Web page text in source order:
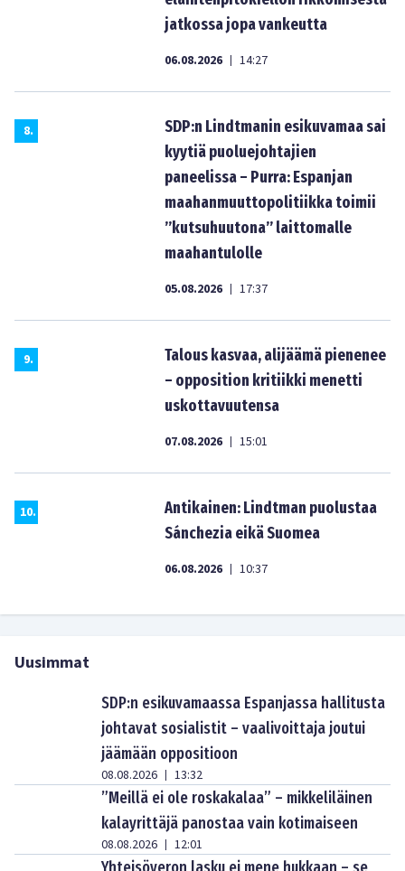
jatkossa jopa vankeutta
06.08.2026 | 14:27
8.
SDP:n Lindtmanin esikuvamaa sai
kyytiä puoluejohtajien
paneelissa – Purra: Espanjan
maahanmuuttopolitiikka toimii
”kutsuhuutona” laittomalle
maahantulolle
05.08.2026 | 17:37
9.
Talous kasvaa, alijäämä pienenee
– opposition kritiikki menetti
uskottavuutensa
07.08.2026 | 15:01
10.
Antikainen: Lindtman puolustaa
Sánchezia eikä Suomea
06.08.2026 | 10:37
Uusimmat
SDP:n esikuvamaassa Espanjassa hallitusta
johtavat sosialistit – vaalivoittaja joutui
jäämään oppositioon
08.08.2026 | 13:32
”Meillä ei ole roskakalaa” – mikkeliläinen
kalayrittäjä panostaa vain kotimaiseen
08.08.2026 | 12:01